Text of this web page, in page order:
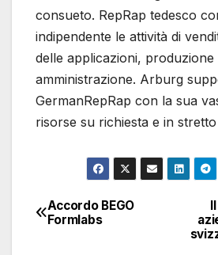
consueto. RepRap tedesco
indipendente le attività di
delle applicazioni, produzione
amministrazione. Arburg
GermanRepRap con la sua
risorse su richiesta e in
Navigazione
Accordo BEGO
Formlabs